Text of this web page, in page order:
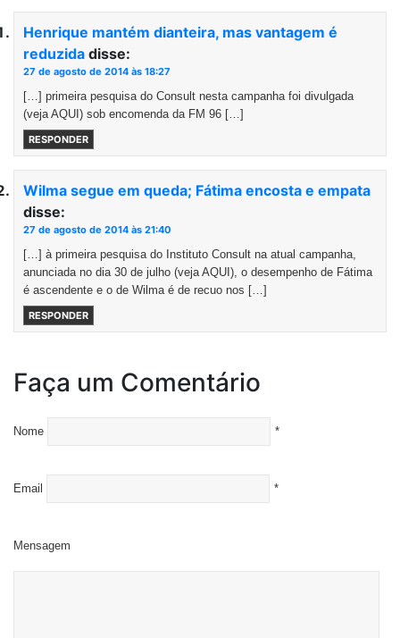
Henrique mantém dianteira, mas vantagem é
reduzida disse:
27 de agosto de 2014 às 18:27
[…] primeira pesquisa do Consult nesta campanha foi divulgada
(veja AQUI) sob encomenda da FM 96 […]
RESPONDER
Wilma segue em queda; Fátima encosta e empata
disse:
27 de agosto de 2014 às 21:40
[…] à primeira pesquisa do Instituto Consult na atual campanha,
anunciada no dia 30 de julho (veja AQUI), o desempenho de Fátima
é ascendente e o de Wilma é de recuo nos […]
RESPONDER
Faça um Comentário
Nome *
Email *
Mensagem